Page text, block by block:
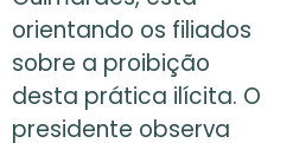
orientando os filiados
sobre a proibição
desta prática ilícita. O
presidente observa